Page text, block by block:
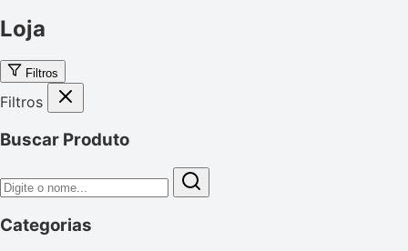
Loja
Filtros
Filtros
Buscar Produto
Categorias